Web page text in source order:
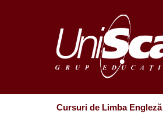
Cursuri de Limba Engleză